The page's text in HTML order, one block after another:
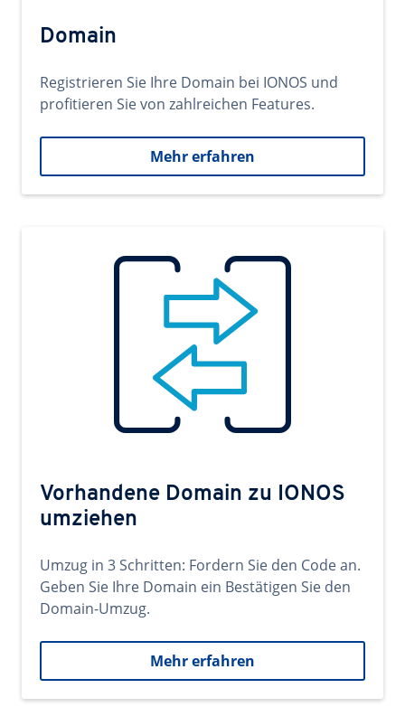
Domain
Registrieren Sie Ihre Domain bei IONOS und
profitieren Sie von zahlreichen Features.
Mehr erfahren
Vorhandene Domain zu IONOS
umziehen
Umzug in 3 Schritten: Fordern Sie den Code an.
Geben Sie Ihre Domain ein Bestätigen Sie den
Domain-Umzug.
Mehr erfahren